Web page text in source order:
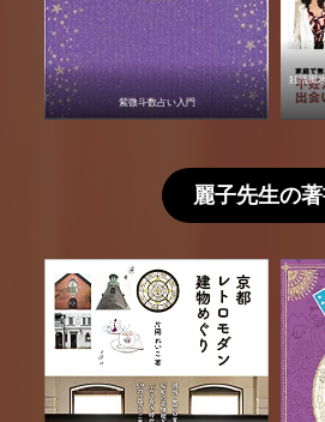
紫微斗数占い入門
妊活風
麗子先生の